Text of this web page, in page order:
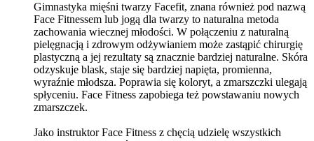
Gimnastyka mięśni twarzy Facefit, znana również pod nazwą
Face Fitnessem lub jogą dla twarzy to naturalna metoda
zachowania wiecznej młodości. W połączeniu z naturalną
pielęgnacją i zdrowym odżywianiem może zastąpić chirurgię
plastyczną a jej rezultaty są znacznie bardziej naturalne. Skóra
odzyskuje blask, staje się bardziej napięta, promienna,
wyraźnie młodsza. Poprawia się koloryt, a zmarszczki ulegają
spłyceniu. Face Fitness zapobiega też powstawaniu nowych
zmarszczek.
Jako instruktor Face Fitness z chęcią udzielę wszystkich